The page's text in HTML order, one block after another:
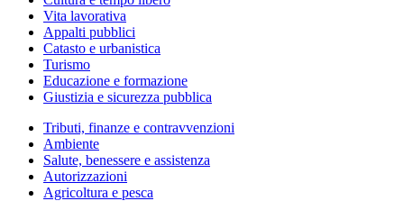
Vita lavorativa
Appalti pubblici
Catasto e urbanistica
Turismo
Educazione e formazione
Giustizia e sicurezza pubblica
Tributi, finanze e contravvenzioni
Ambiente
Salute, benessere e assistenza
Autorizzazioni
Agricoltura e pesca